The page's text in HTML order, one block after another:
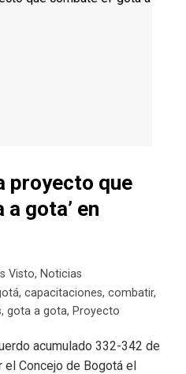
proyecto que
gota’ en
Visto, Noticias
,capacitaciones,combatir,
,gota a gota, Proyecto
acumulado 332-342 de
el Concejo de Bogotá el